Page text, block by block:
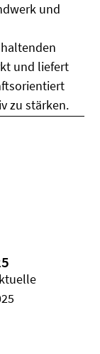
und
und liefert
zu stärken.